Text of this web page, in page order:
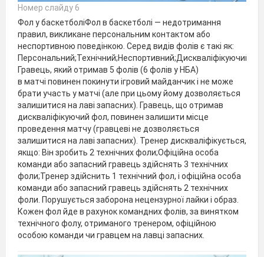
Номер слайду 6
Фол у баскетболіФол в баскетболі — недотримання
правил, викликане персональним контактом або
неспортивною поведінкою. Серед видів фолів є такі як:
Персональний;Технічний;Неспортивний;Дискваліфікуючий.
Гравець, який отримав 5 фолів (6 фолів у НБА)
в матчі повинен покинути ігровий майданчик і не може
брати участь у матчі (але при цьому йому дозволяється
залишитися на лаві запасних). Гравець, що отримав
дискваліфікуючий фол, повинен залишити місце
проведення матчу (гравцеві не дозволяється
залишитися на лаві запасних). Тренер дискваліфікується,
якщо: Він зробить 2 технічних фоли;Офіційна особа
команди або запасний гравець здійснять 3 технічних
фоли;Тренер здійснить 1 технічний фол, і офіційна особа
команди або запасний гравець здійснять 2 технічних
фоли. Порушується заборона нецензурної лайки і образ.
Кожен фол йде в рахунок командних фолів, за винятком
технічного фолу, отриманого тренером, офіційною
особою команди чи гравцем на лавці запасних.